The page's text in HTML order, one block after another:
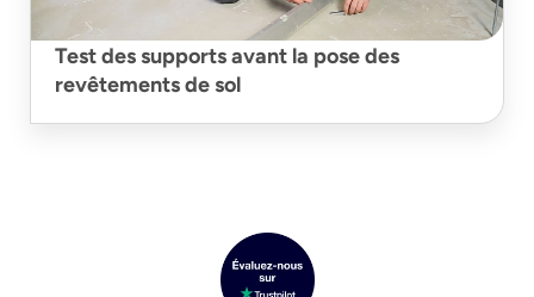
Test des supports avant la pose des
revêtements de sol